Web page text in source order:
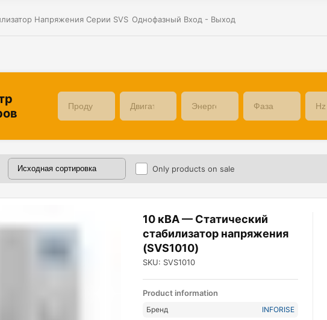
Напряжения Серии SVS Однофазный Вход - Выход
Only products on sale
10 кВА — Статический
стабилизатор напряжения
(SVS1010)
SKU: SVS1010
Product information
Бренд
INFORISE